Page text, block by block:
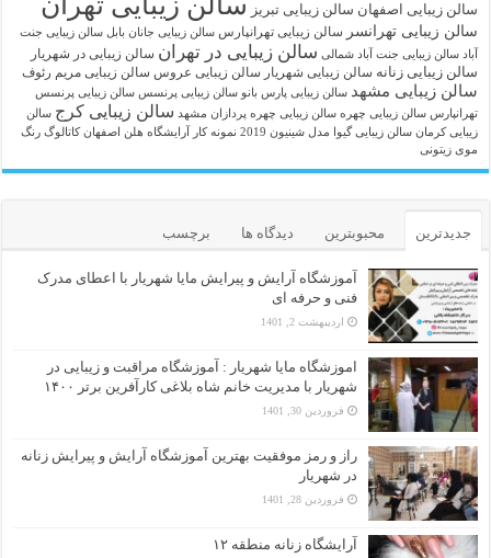
سالن زیبایی اصفهان سالن زیبایی تبریز
سالن زیبایی تهرانسر سالن زیبایی تهرانپارس سالن زیبایی جانان بابل سالن زیبایی جنت
آباد سالن زیبایی جنت آباد شمالی سالن زیبایی در تهران سالن زیبایی در شهریار
سالن زیبایی زنانه سالن زیبایی شهریار سالن زیبایی عروس سالن زیبایی مریم رئوف
سالن زیبایی مشهد سالن زیبایی پارس بانو سالن زیبایی پرنسس سالن زیبایی پرنسس
تهرانپارس سالن زیبایی چهره سالن زیبایی چهره پردازان مشهد سالن زیبایی کرج سالن
زیبایی کرمان سالن زیبایی گیوا مدل شینیون 2019 نمونه کار آرایشگاه هلن اصفهان کاتالوگ رنگ
موی زیتونی
جدیدترین محبوبترین دیدگاه ها برچسب
آموزشگاه آرایش و پیرایش مایا شهریار با اعطای مدرک
فنی و حرفه ای
اردیبهشت 2, 1401
اموزشگاه مایا شهریار : آموزشگاه مراقبت و زیبایی در
شهریار با مدیریت خانم شاه بلاغی کارآفرین برتر ۱۴۰۰
فروردین 30, 1401
راز و رمز موفقیت بهترین آموزشگاه آرایش و پیرایش زنانه
در شهریار
فروردین 28, 1401
آرایشگاه زنانه منطقه ۱۲